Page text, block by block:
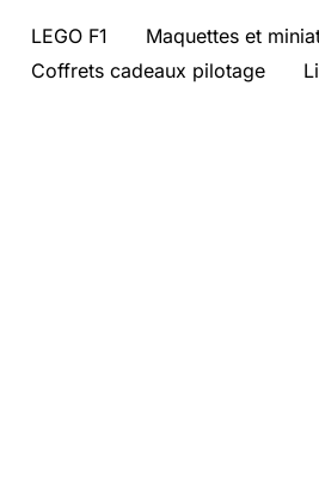
LEGO F1 Maquettes et
Coffrets cadeaux pilotage